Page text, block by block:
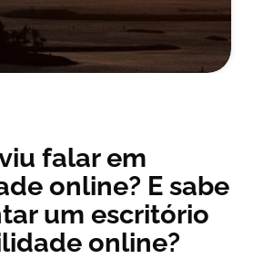
falar em
online? E sabe
um escritório
online?